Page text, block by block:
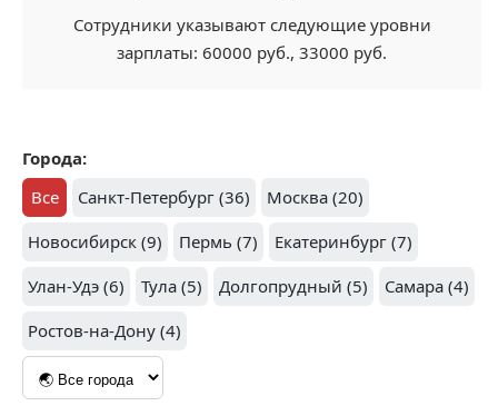
Сотрудники указывают следующие уровни
зарплаты: 60000 руб., 33000 руб.
Города:
Все
Санкт-Петербург (36)
Москва (20)
Новосибирск (9)
Пермь (7)
Екатеринбург (7)
Улан-Удэ (6)
Тула (5) Долгопрудный (5)
Самара (4)
Ростов-на-Дону (4)